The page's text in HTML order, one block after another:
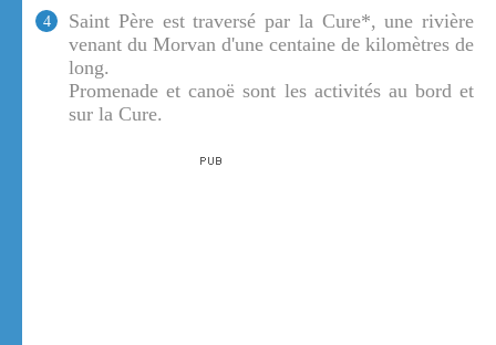
4
Saint Père est traversé par la Cure*, une rivière
venant du Morvan d'une centaine de kilomètres de
long.
Promenade et canoë sont les activités au bord et
sur la Cure.